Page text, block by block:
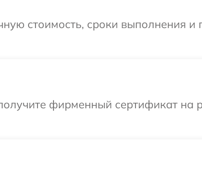
стоимость, сроки выполнения и
фирменный сертификат на